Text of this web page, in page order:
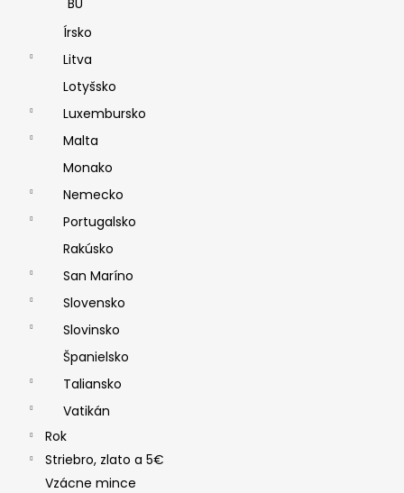
Írsko
Litva
Lotyšsko
Luxembursko
Malta
Monako
Nemecko
Portugalsko
Rakúsko
San Maríno
Slovensko
Slovinsko
Španielsko
Taliansko
Vatikán
Rok
Striebro, zlato a 5€
Vzácne mince